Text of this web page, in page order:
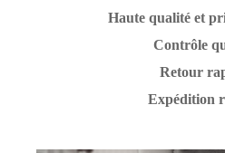
Haute qualité et
Contrôle
Retour
Expédition